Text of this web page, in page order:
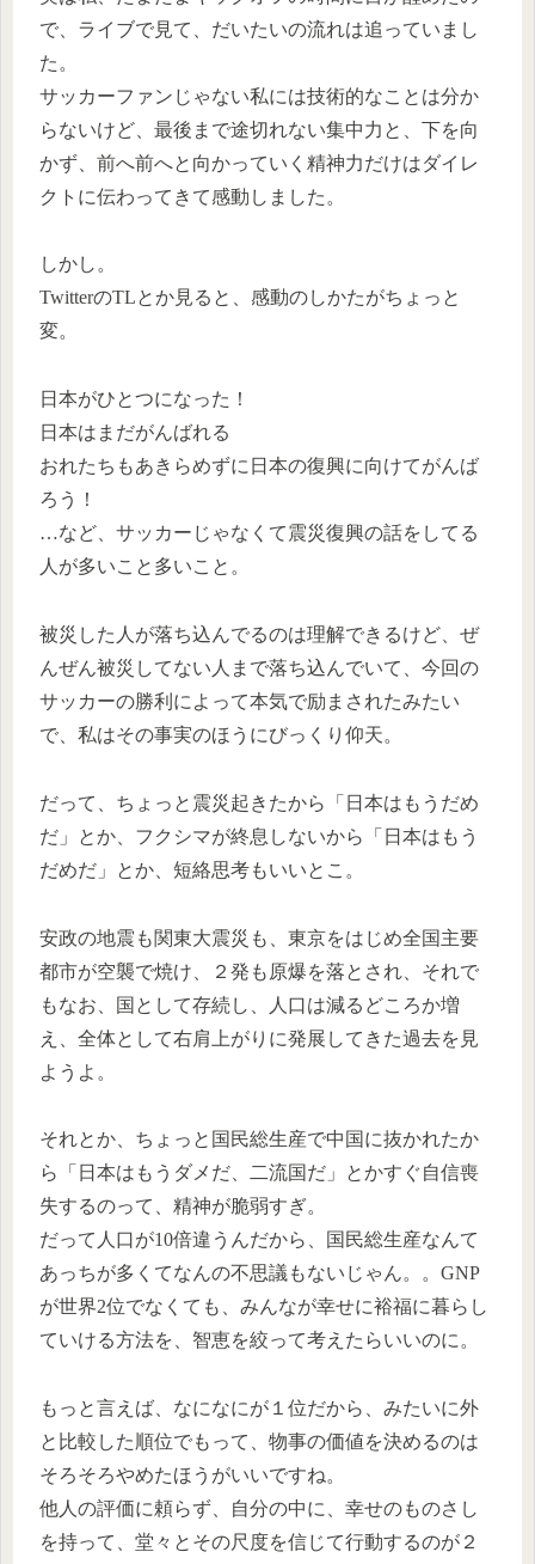
で、ライブで見て、だいたいの流れは追っていまし
た。
サッカーファンじゃない私には技術的なことは分か
らないけど、最後まで途切れない集中力と、下を向
かず、前へ前へと向かっていく精神力だけはダイレ
クトに伝わってきて感動しました。
しかし。
TwitterのTLとか見ると、感動のしかたがちょっと
変。
日本がひとつになった！
日本はまだがんばれる
おれたちもあきらめずに日本の復興に向けてがんば
ろう！
…など、サッカーじゃなくて震災復興の話をしてる
人が多いこと多いこと。
被災した人が落ち込んでるのは理解できるけど、ぜ
んぜん被災してない人まで落ち込んでいて、今回の
サッカーの勝利によって本気で励まされたみたい
で、私はその事実のほうにびっくり仰天。
だって、ちょっと震災起きたから「日本はもうだめ
だ」とか、フクシマが終息しないから「日本はもう
だめだ」とか、短絡思考もいいとこ。
安政の地震も関東大震災も、東京をはじめ全国主要
都市が空襲で焼け、２発も原爆を落とされ、それで
もなお、国として存続し、人口は減るどころか増
え、全体として右肩上がりに発展してきた過去を見
ようよ。
それとか、ちょっと国民総生産で中国に抜かれたか
ら「日本はもうダメだ、二流国だ」とかすぐ自信喪
失するのって、精神が脆弱すぎ。
だって人口が10倍違うんだから、国民総生産なんて
あっちが多くてなんの不思議もないじゃん。。GNP
が世界2位でなくても、みんなが幸せに裕福に暮らし
ていける方法を、智恵を絞って考えたらいいのに。
もっと言えば、なになにが１位だから、みたいに外
と比較した順位でもって、物事の価値を決めるのは
そろそろやめたほうがいいですね。
他人の評価に頼らず、自分の中に、幸せのものさし
を持って、堂々とその尺度を信じて行動するのが２